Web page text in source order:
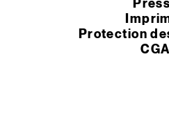
Protection
CGA